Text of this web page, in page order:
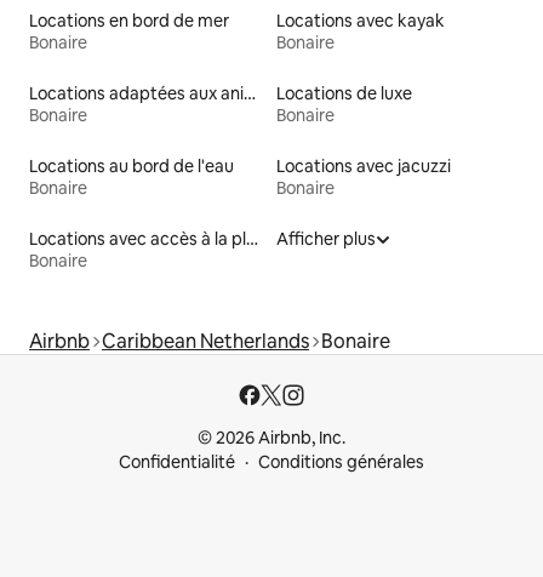
Locations en bord de mer
Bonaire
Locations avec kayak
Bonaire
Locations adaptées aux animaux
Bonaire
Locations de luxe
Bonaire
Locations au bord de l'eau
Bonaire
Locations avec jacuzzi
Bonaire
Locations avec accès à la plage
Bonaire
Afficher plus
Airbnb Caribbean Netherlands Bonaire
© 2026 Airbnb, Inc.
Confidentialité
Conditions générales